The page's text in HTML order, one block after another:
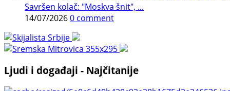
Savršen kolač: "Moskva šnit", ...
14/07/20260 comment
Ljudi i događaji - Najčitanije